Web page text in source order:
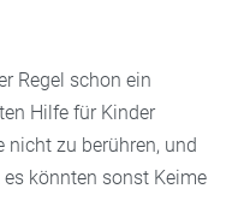
Regel schon ein
Hilfe für Kinder
nicht zu berühren, und
könnten sonst Keime